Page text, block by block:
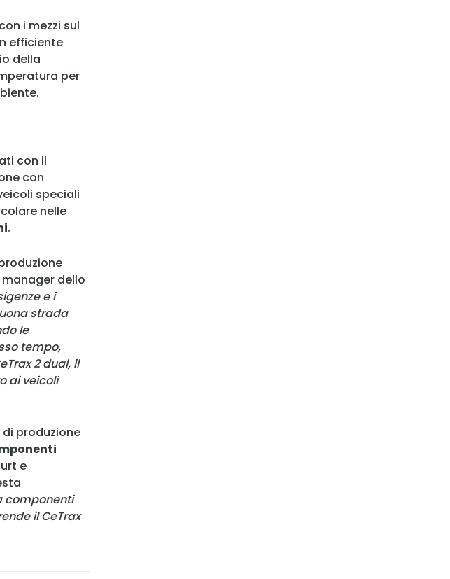
i mezzi sul
efficiente
della
per
con il
con
speciali
nelle
.
dello
e i
strada
le
tempo,
2 dual, il
ai veicoli
produzione
e
componenti
il CeTrax